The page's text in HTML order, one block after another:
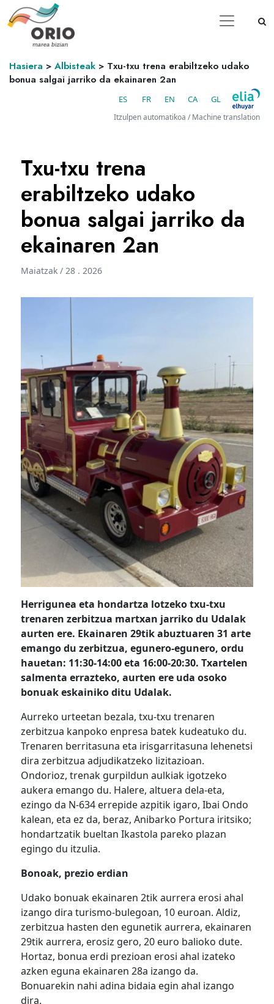
Hasiera > Albisteak > Txu-txu trena erabiltzeko udako
bonua salgai jarriko da ekainaren 2an
ES FR EN CA GL
Itzulpen automatikoa / Machine translation
Txu-txu trena
erabiltzeko udako
bonua salgai jarriko da
ekainaren 2an
Maiatzak / 28 . 2026
Herrigunea eta hondartza lotzeko txu-txu
trenaren zerbitzua martxan jarriko du Udalak
aurten ere. Ekainaren 29tik abuztuaren 31 arte
emango du zerbitzua, egunero-egunero, ordu
hauetan: 11:30-14:00 eta 16:00-20:30. Txartelen
salmenta errazteko, aurten ere uda osoko
bonuak eskainiko ditu Udalak.
Aurreko urteetan bezala, txu-txu trenaren
zerbitzua kanpoko enpresa batek kudeatuko du.
Trenaren berritasuna eta irisgarritasuna lehenetsi
dira zerbitzua adjudikatzeko lizitazioan.
Ondorioz, trenak gurpildun aulkiak igotzeko
aukera emango du. Halere, altuera dela-eta,
ezingo da N-634 errepide azpitik igaro, Ibai Ondo
kalean, eta ez da, beraz, Anibarko Portura iritsiko;
hondartzatik bueltan Ikastola pareko plazan
egingo du itzulia.
Bonoak, prezio erdian
Udako bonuak ekainaren 2tik aurrera erosi ahal
izango dira turismo-bulegoan, 10 euroan. Aldiz,
zerbitzua hasten den egunetik aurrera, ekainaren
29tik aurrera, erosiz gero, 20 euro balioko dute.
Hortaz, bonua erdi prezioan erosi ahal izateko
azken eguna ekainaren 28a izango da.
Bonuarekin nahi adina bidaia egin ahal izango
dira.